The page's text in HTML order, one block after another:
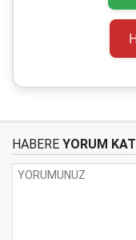
HABERE YORUM KAT